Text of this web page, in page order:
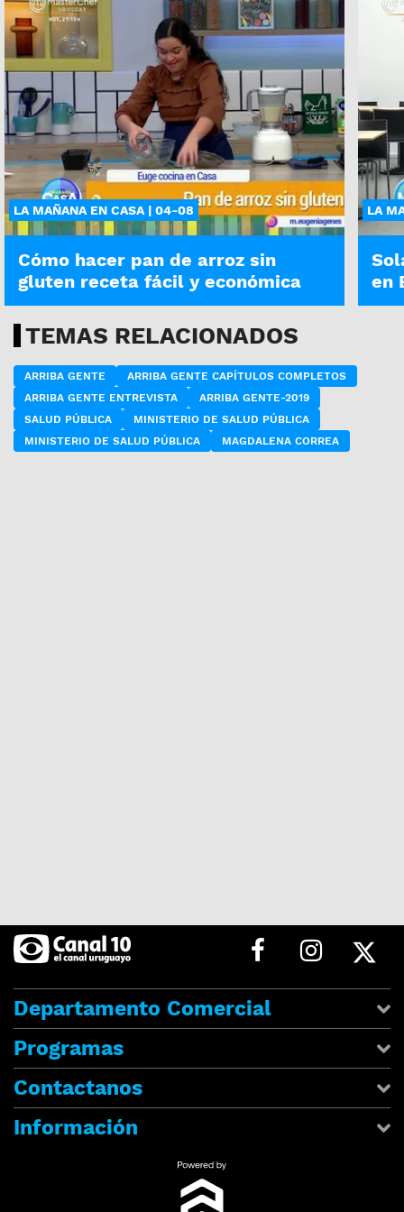
LA MAÑANA EN CASA | 04-08
Cómo hacer pan de arroz sin
gluten receta fácil y económica
LA
en
TEMAS RELACIONADOS
ARRIBA GENTE
ARRIBA GENTE CAPÍTULOS COMPLETOS
ARRIBA GENTE ENTREVISTA
ARRIBA GENTE-2019
SALUD PÚBLICA
MINISTERIO DE SALUD PÚBLICA
MINISTERIO DE SALUD PÚBLICA
MAGDALENA CORREA
Departamento Comercial
Programas
Contactanos
Información